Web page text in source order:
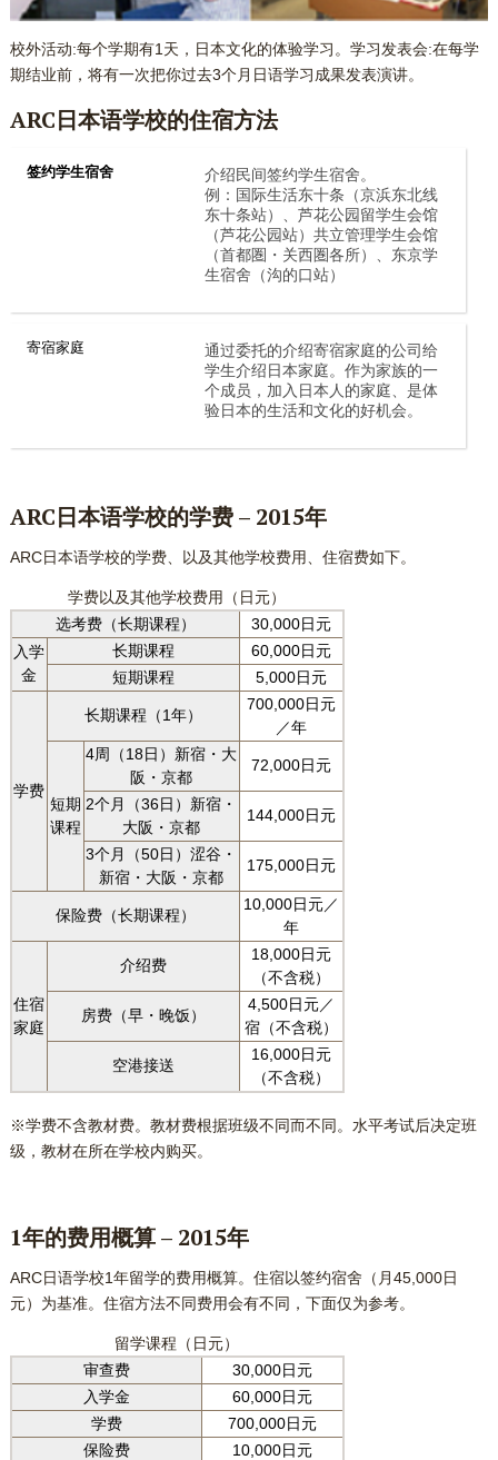
校外活动:每个学期有1天，日本文化的体验学习。学习发表会:在每学
期结业前，将有一次把你过去3个月日语学习成果发表演讲。
ARC日本语学校的住宿方法
签约学生宿舍
介绍民间签约学生宿舍。
例：国际生活东十条（京浜东北线
东十条站）、芦花公园留学生会馆
（芦花公园站）共立管理学生会馆
（首都圏・关西圏各所）、东京学
生宿舍（沟的口站）
寄宿家庭
通过委托的介绍寄宿家庭的公司给
学生介绍日本家庭。作为家族的一
个成员，加入日本人的家庭、是体
验日本的生活和文化的好机会。
ARC日本语学校的学费 – 2015年
ARC日本语学校的学费、以及其他学校费用、住宿费如下。
学费以及其他学校费用（日元）
选考费（长期课程）
30,000日元
入学
金
长期课程
60,000日元
短期课程
5,000日元
学费
长期课程（1年）
700,000日元
／年
短期
课程
4周（18日）新宿・大
阪・京都
72,000日元
2个月（36日）新宿・
大阪・京都
144,000日元
3个月（50日）涩谷・
新宿・大阪・京都
175,000日元
保险费（长期课程）
10,000日元／
年
住宿
家庭
介绍费
18,000日元
（不含税）
房费（早・晚饭）
4,500日元／
宿（不含税）
空港接送
16,000日元
（不含税）
※学费不含教材费。教材费根据班级不同而不同。水平考试后决定班
级，教材在所在学校内购买。
1年的费用概算 – 2015年
ARC日语学校1年留学的费用概算。住宿以签约宿舍（月45,000日
元）为基准。住宿方法不同费用会有不同，下面仅为参考。
留学课程（日元）
审查费
30,000日元
入学金
60,000日元
学费
700,000日元
保险费
10,000日元